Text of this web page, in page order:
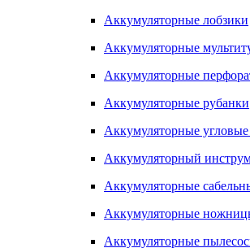
Аккумуляторные лобзики
Аккумуляторные
Аккумуляторные
Аккумуляторные рубанки
Аккумуляторные
Аккумуляторный
Аккумуляторные
Аккумуляторные
Аккумуляторные